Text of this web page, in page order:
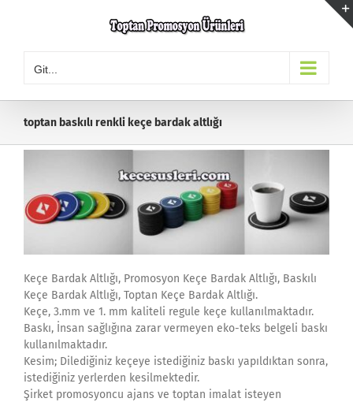
Git...
toptan baskılı renkli keçe bardak altlığı
Keçe Bardak Altlığı, Promosyon Keçe Bardak Altlığı, Baskılı
Keçe Bardak Altlığı, Toptan Keçe Bardak Altlığı.
Keçe, 3.mm ve 1. mm kaliteli regule keçe kullanılmaktadır.
Baskı, İnsan sağlığına zarar vermeyen eko-teks belgeli baskı
kullanılmaktadır.
Kesim; Dilediğiniz keçeye istediğiniz baskı yapıldıktan sonra,
istediğiniz yerlerden kesilmektedir.
Şirket promosyoncu ajans ve toptan imalat isteyen